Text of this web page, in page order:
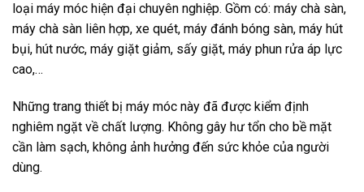
loại máy móc hiện đại chuyên nghiệp. Gồm có: máy chà sàn,
máy chà sàn liên hợp, xe quét, máy đánh bóng sàn, máy hút
bụi, hút nước, máy giặt giảm, sấy giặt, máy phun rửa áp lực
cao,…
Những trang thiết bị máy móc này đã được kiểm định
nghiêm ngặt về chất lượng. Không gây hư tổn cho bề mặt
cần làm sạch, không ảnh hưởng đến sức khỏe của người
dùng.